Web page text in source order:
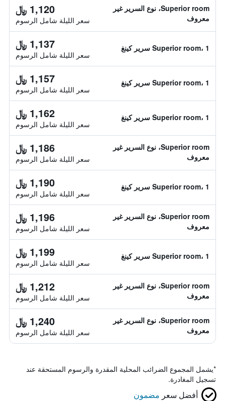
Superior room، نوع السرير غير
معروف
1,120 ﷼
سعر الليلة شامل الرسوم
Superior room، 1 سرير كينغ 1,137 ﷼
سعر الليلة شامل الرسوم
Superior room، 1 سرير كينغ 1,157 ﷼
سعر الليلة شامل الرسوم
Superior room، 1 سرير كينغ 1,162 ﷼
سعر الليلة شامل الرسوم
Superior room، نوع السرير غير
معروف
1,186 ﷼
سعر الليلة شامل الرسوم
Superior room، 1 سرير كينغ 1,190 ﷼
سعر الليلة شامل الرسوم
Superior room، نوع السرير غير
معروف
1,196 ﷼
سعر الليلة شامل الرسوم
Superior room، 1 سرير كينغ 1,199 ﷼
سعر الليلة شامل الرسوم
Superior room، نوع السرير غير
معروف
1,212 ﷼
سعر الليلة شامل الرسوم
Superior room، نوع السرير غير
معروف
1,240 ﷼
سعر الليلة شامل الرسوم
*يشمل المجموع الضرائب المحلية المقدرة والرسوم المستحقة عند
تسجيل المغادرة.
أفضل سعر مضمون